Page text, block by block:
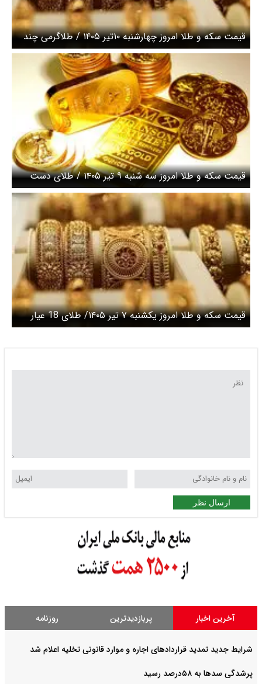
قیمت سکه و طلا امروز چهارشنبه ۱۰تیر ۱۴۰۵ / طلاگرمی چند
شد ؟ + جدول
قیمت سکه و طلا امروز سه شنبه ۹ تیر ۱۴۰۵ / طلای دست
دوم چند ؟ + جدول
قیمت سکه و طلا امروز یکشنبه ۷ تیر ۱۴۰۵/ طلای 18 عیار
امروز چند؟ + جدول
ارسال نظر
آخرین اخبار پربازدیدترین روزنامه
شرایط جدید تمدید قراردادهای اجاره و موارد قانونی تخلیه اعلام شد
پرشدگی سدها به ۵۸درصد رسید